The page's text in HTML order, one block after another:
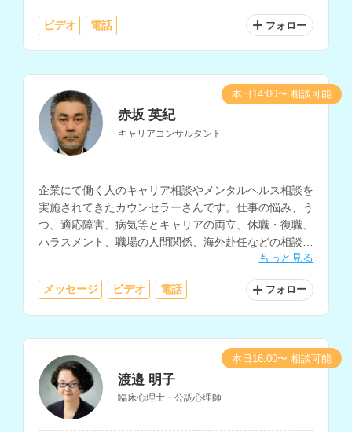
ビデオ 電話 フォロー
赤坂 英紀
キャリアコンサルタント
企業にて働く人のキャリア相談やメンタルヘルス相談を
実施されてきたカウンセラーさんです。仕事の悩み、う
つ、適応障害、病気等とキャリアの両立、休職・復職、
ハラスメント、職場の人間関係、海外赴任などの相談に
もっと見る
メッセージ ビデオ 電話 フォロー
本日14:00〜 相談可能
渡邉 明子
臨床心理士・公認心理師
本日16:00〜 相談可能